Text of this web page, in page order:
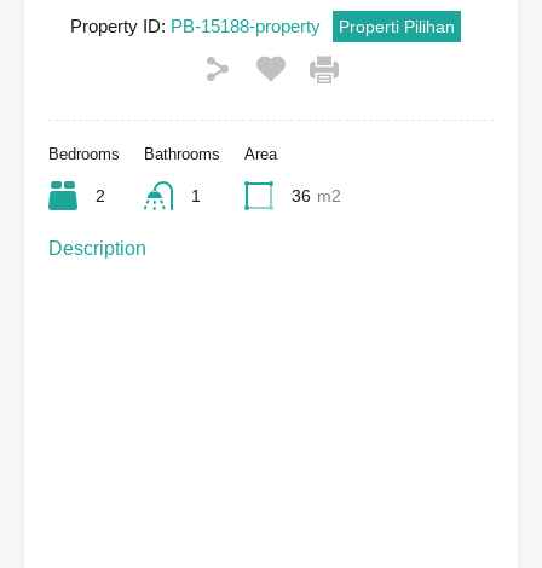
Property ID: PB-15188-property Properti Pilihan
Bedrooms
2
Bathrooms
1
Area
36 m2
Description